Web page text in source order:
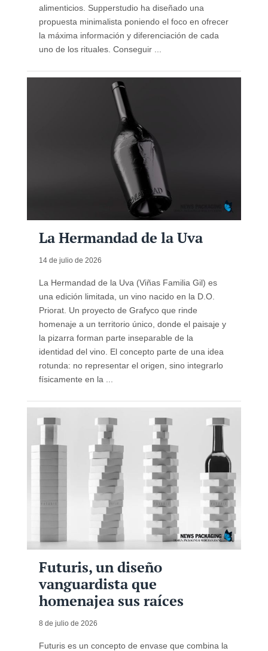
alimenticios. Supperstudio ha diseñado una
propuesta minimalista poniendo el foco en ofrecer
la máxima información y diferenciación de cada
uno de los rituales. Conseguir ...
La Hermandad de la Uva
14 de julio de 2026
La Hermandad de la Uva (Viñas Familia Gil) es
una edición limitada, un vino nacido en la D.O.
Priorat. Un proyecto de Grafyco que rinde
homenaje a un territorio único, donde el paisaje y
la pizarra forman parte inseparable de la
identidad del vino. El concepto parte de una idea
rotunda: no representar el origen, sino integrarlo
físicamente en la ...
Futuris, un diseño
vanguardista que
homenajea sus raíces
8 de julio de 2026
Futuris es un concepto de envase que combina la